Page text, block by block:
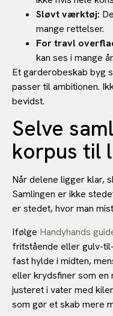
Sløvt værktøj:
mange rettelser.
For travl
kan ses i mange år.
Et garderobeskab byg
passer til ambitionen.
bevidst.
Selve
korpus til
Når delene ligger klar,
Samlingen er ikke
er stedet, hvor man
Ifølge Handyhands
fritstående eller gulv-
fast hylde i midten,
eller krydsfiner som en
justeret i vater med
som gør et skab mere